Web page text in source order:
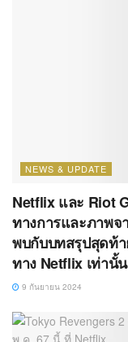
NEWS & UPDATE
Netflix และ Riot
ทางการและภาพจ
พบกับบทสรุปสุดท้
ทาง Netflix เท่านั้
9 กันยายน 2024